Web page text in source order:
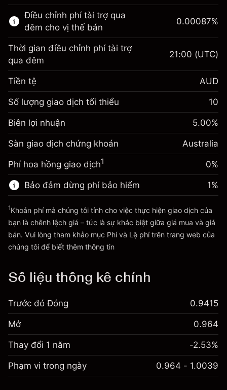
Tìm hiểu thêm về:
CFD
Biên lợi nhuận. Đầu tư
của bạn
Điều chỉnh phí tài trợ
qua đêm
Phí được tính trên toàn bộ giá
trị vị thế.
-0.022788
%
(-A$4.56)
Quy mô giao dịch với đòn bẩy
A$20,000.00
Tiền từ đòn bẩy ~ $ A$19,000.00
Đi đến nền tảng
Điều chỉnh phí tài trợ qua
đêm cho vị thế bán
Biên lợi nhuận. Đầu tư
của bạn
A$1,000.00
Điều chỉnh phí tài trợ
qua đêm
Phí được tính trên toàn bộ giá
trị vị thế.
0.00087%
(A$0.17)
Quy mô giao dịch với đòn bẩy
~
Tiền từ đòn bẩy ~ $
A$19,000.00
Đi đến nền tảng
0.00087%
Thời gian điều chỉnh phí tài trợ
qua đêm
21:00 (UTC)
Tiền tệ AUD
Số lượng giao dịch tối thiểu 10
Biên lợi nhuận 5.00%
Sàn giao dịch chứng khoán Australia
Phí hoa hồng giao dịch1 0%
Bảo đảm dừng phí bảo hiểm
Phí và Lệ phí
1%
1Khoản phí mà chúng tôi tính cho việc thực hiện giao dịch của
bạn là chênh lệch giá – tức là sự khác biệt giữa giá mua và giá
bán. Vui lòng tham khảo mục Phí và Lệ phítrên trang web của
chúng tôi để biết thêm thông tin
Số liệu thống kê chính
Trước đó Đóng 0.9415
Mở 0.964
Thay đổi 1 năm -2.53%
Phạm vi trong ngày 0.964 - 1.0039